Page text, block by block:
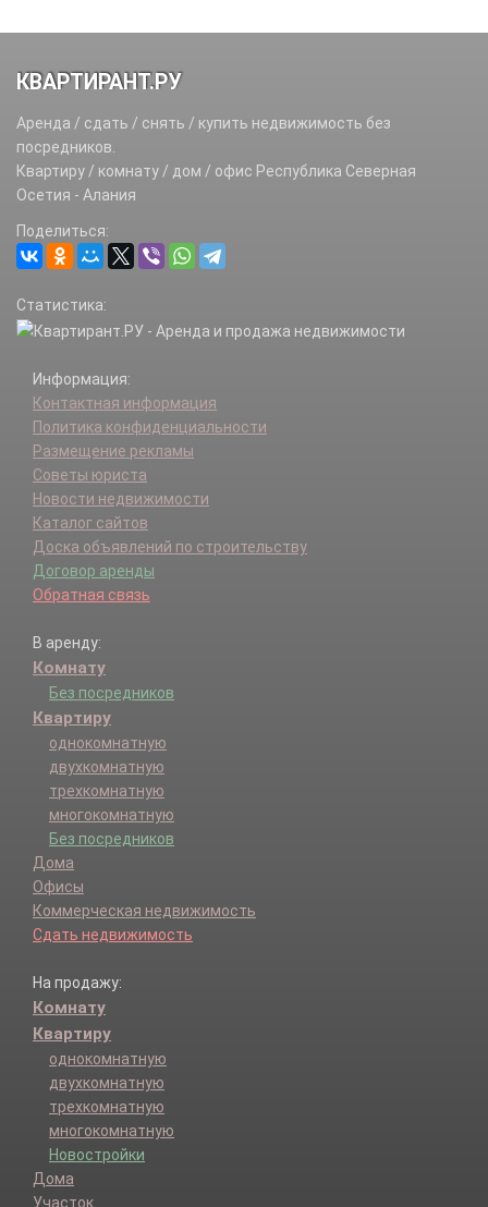
КВАРТИРАНТ.РУ
Аренда / сдать / снять / купить недвижимость без
посредников.
Квартиру / комнату / дом / офис Республика Северная
Осетия - Алания
Поделиться:
Статистика:
Информация:
Контактная информация
Политика конфиденциальности
Размещение рекламы
Советы юриста
Новости недвижимости
Каталог сайтов
Доска объявлений по строительству
Договор аренды
Обратная связь
В аренду:
Комнату
Без посредников
Квартиру
однокомнатную
двухкомнатную
трехкомнатную
многокомнатную
Без посредников
Дома
Офисы
Коммерческая недвижимость
Сдать недвижимость
На продажу:
Комнату
Квартиру
однокомнатную
двухкомнатную
трехкомнатную
многокомнатную
Новостройки
Дома
Участок